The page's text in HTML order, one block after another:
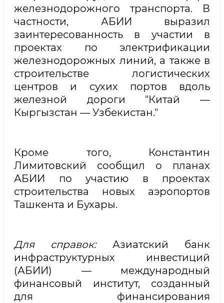
железнодорожного транспорта. В
частности, АБИИ выразил
заинтересованность в участии в
проектах по электрификации
железнодорожных линий, а также в
строительстве логистических
центров и сухих портов вдоль
железной дороги "Китай —
Кыргызстан — Узбекистан."
Кроме того, Константин
Лимитовский сообщил о планах
АБИИ по участию в проектах
строительства новых аэропортов
Ташкента и Бухары.
Для справок: Азиатский банк
инфраструктурных инвестиций
(АБИИ) — международный
финансовый институт, созданный
для финансирования